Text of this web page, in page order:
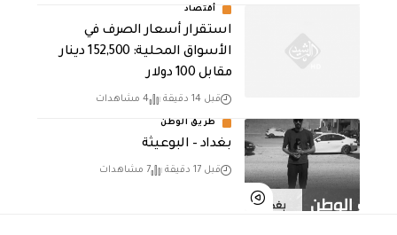
أقتصاد
استقرار أسعار الصرف في
الأسواق المحلية: 152,500 دينار
مقابل 100 دولار
قبل 14 دقيقة 4 مشاهدات
طريق الوطن
بغداد – البوعيثة
قبل 17 دقيقة 7 مشاهدات